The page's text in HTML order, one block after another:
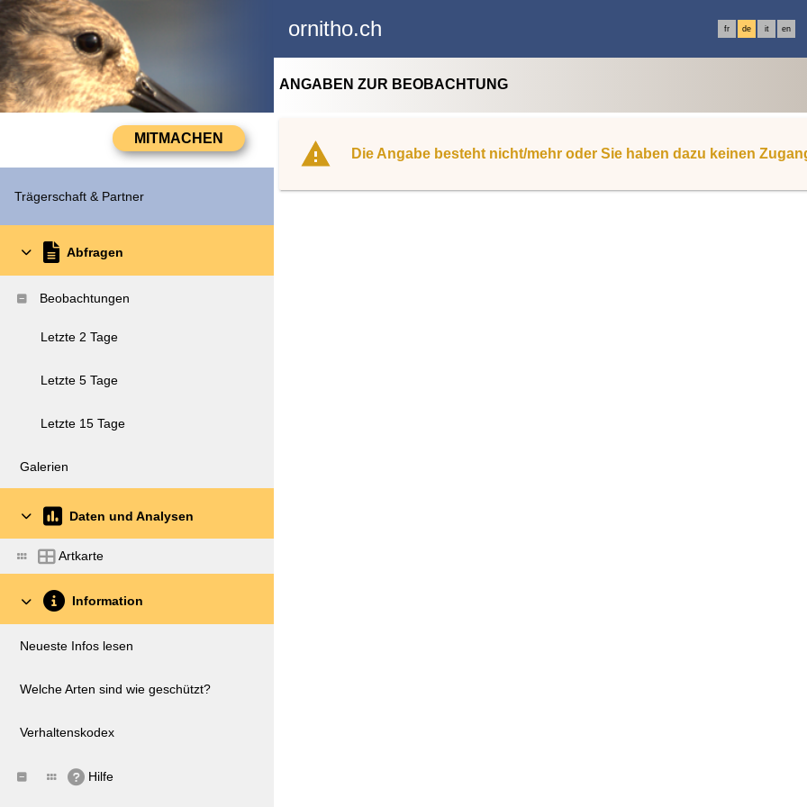
ornitho.ch fr de it en
Trägerschaft & Partner
Abfragen
Beobachtungen
Letzte 2 Tage
Letzte 5 Tage
Letzte 15 Tage
Galerien
Daten und Analysen
Artkarte
Information
Neueste Infos lesen
Welche Arten sind wie geschützt?
Verhaltenskodex
Hilfe
ANGABEN ZUR BEOBACHTUNG
Die Angabe besteht nicht/mehr oder Sie haben dazu keinen